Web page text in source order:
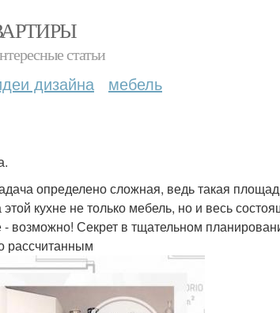
статьи
дизайна мебель
определено сложная, ведь такая
кухне не только мебель, но и весь
возможно! Секрет в тщательном
рассчитанным